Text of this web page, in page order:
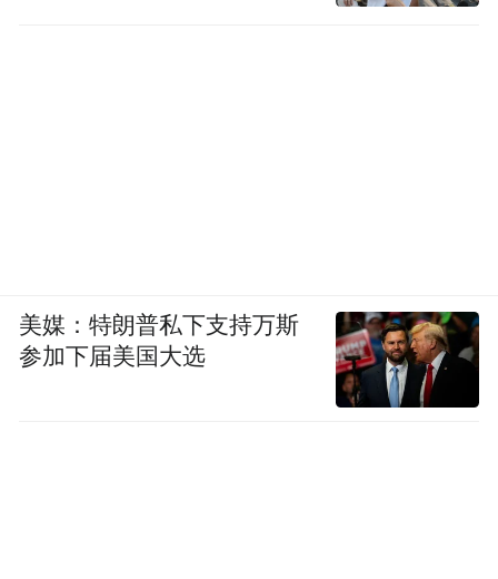
美媒：特朗普私下支持万斯
参加下届美国大选